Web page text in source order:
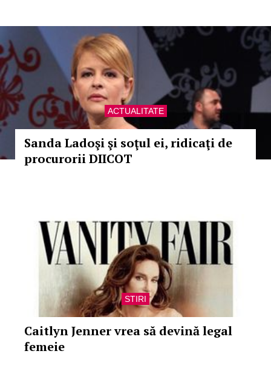
ACTUALITATE
Sanda Ladoşi şi soţul ei, ridicaţi de
procurorii DIICOT
STIRI
Caitlyn Jenner vrea să devină legal
femeie